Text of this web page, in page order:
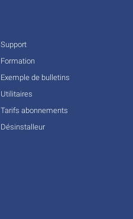
Support
Formation
Exemple de bulletins
Utilitaires
Tarifs abonnements
Désinstalleur